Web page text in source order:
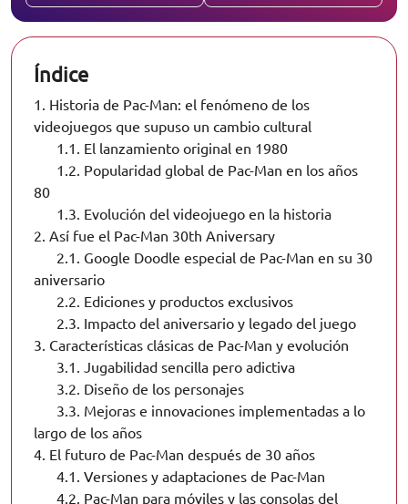
Índice
1. Historia de Pac-Man: el fenómeno de los
videojuegos que supuso un cambio cultural
1.1. El lanzamiento original en 1980
1.2. Popularidad global de Pac-Man en los años
80
1.3. Evolución del videojuego en la historia
2. Así fue el Pac-Man 30th Aniversary
2.1. Google Doodle especial de Pac-Man en su 30
aniversario
2.2. Ediciones y productos exclusivos
2.3. Impacto del aniversario y legado del juego
3. Características clásicas de Pac-Man y evolución
3.1. Jugabilidad sencilla pero adictiva
3.2. Diseño de los personajes
3.3. Mejoras e innovaciones implementadas a lo
largo de los años
4. El futuro de Pac-Man después de 30 años
4.1. Versiones y adaptaciones de Pac-Man
4.2. Pac-Man para móviles y las consolas del